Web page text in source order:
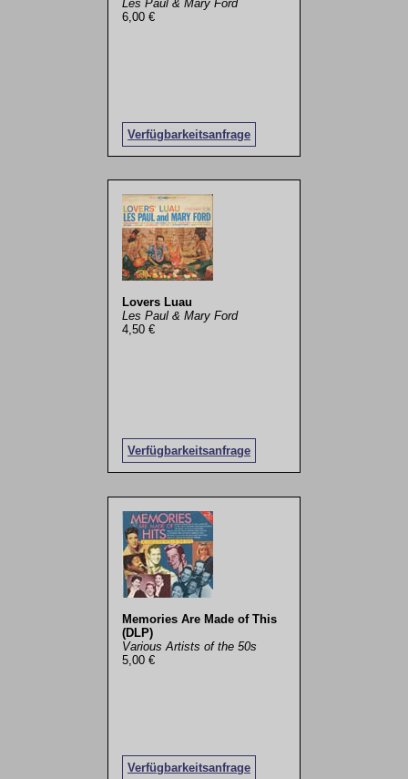
Les Paul & Mary Ford
6,00 €
Verfügbarkeitsanfrage
Lovers Luau
Les Paul & Mary Ford
4,50 €
Verfügbarkeitsanfrage
Memories Are Made of This
(DLP)
Various Artists of the 50s
5,00 €
Verfügbarkeitsanfrage